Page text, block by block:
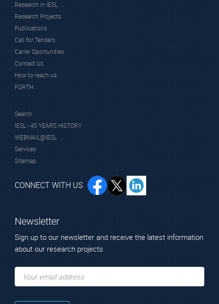
Research in IESL
Research Projects
Publications
Call for Tenders
Carrer Oportunities
Contact Us
How to reach us
FORTH
Search
IESL - 40 YEARS HISTORY
WEBMAIL@IESL
Services
Sitemap
CONNECT WITH US
Newsletter
Sign up to our newsletter and receive the latest information
about our research projects